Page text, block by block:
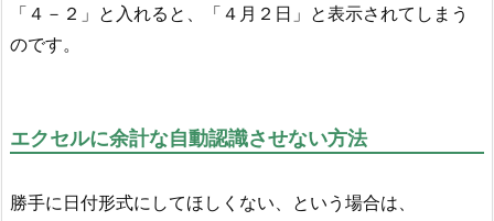
「４－２」と入れると、「４月２日」と表示されてしまう
のです。
エクセルに余計な自動認識させない方法
勝手に日付形式にしてほしくない、という場合は、